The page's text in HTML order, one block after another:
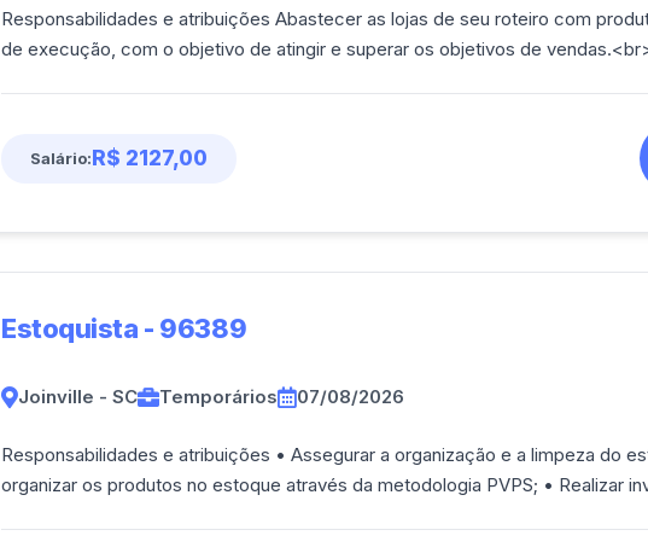
Responsabilidades e atribuições Abastecer as lojas de seu roteiro com
de execução, com o objetivo de atingir e superar os objetivos de
Salário:R$ 2127,00
Estoquista - 96389
Joinville - SC Temporários 07/08/2026
Responsabilidades e atribuições • Assegurar a organização e a limpeza do